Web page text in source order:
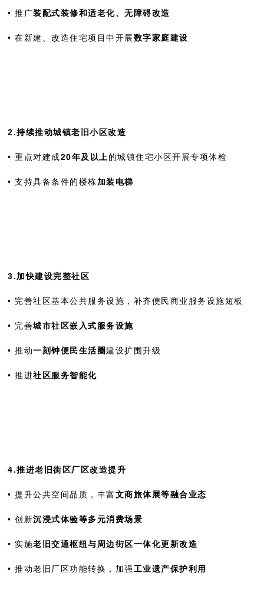
• 推广装配式装修和适老化、无障碍改造
• 在新建、改造住宅项目中开展数字家庭建设
2.持续推动城镇老旧小区改造
• 重点对建成20年及以上 的城镇住宅小区开展专项体检
• 支持具备条件的楼栋 加装电梯
3.加快建设完整社区
• 完善社区基本公共服务设施，补齐便民商业服务设施短板
• 完善城市社区嵌入式服务设施
• 推动一刻钟便民生活圈建设扩围升级
• 推进社区服务智能化
4.推进老旧街区厂区改造提升
• 提升公共空间品质，丰富文商旅体展等融合业态
• 创新沉浸式体验等多元消费场景
• 实施老旧交通枢纽与周边街区一体化更新改造
• 推动老旧厂区功能转换，加强工业遗产保护利用